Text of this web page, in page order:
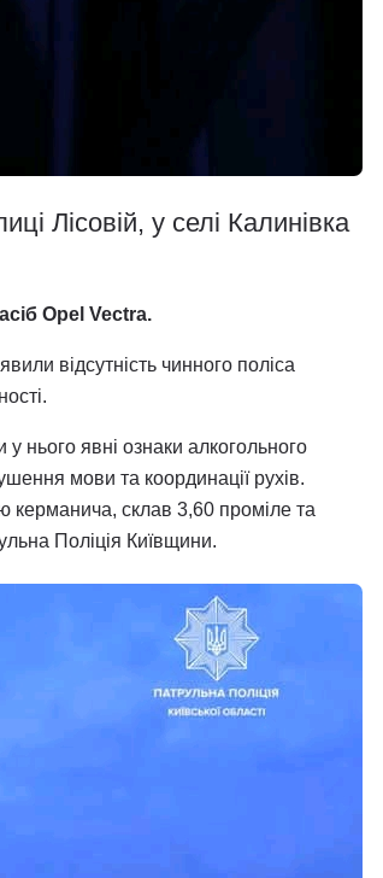
Лісовій, у селі Калинівка
Opel Vectra.
відсутність чинного поліса
у нього явні ознаки алкогольного
мови та координації рухів.
керманича, склав 3,60 проміле та
Поліція Київщини.